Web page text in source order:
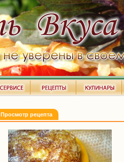
Просмотр рецепта